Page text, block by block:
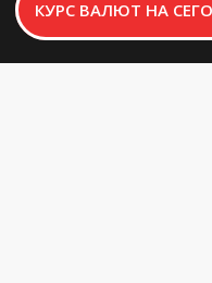
КУРС ВАЛЮТ НА